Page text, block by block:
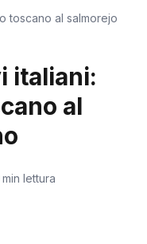
toscano al salmorejo
italiani:
al
lettura